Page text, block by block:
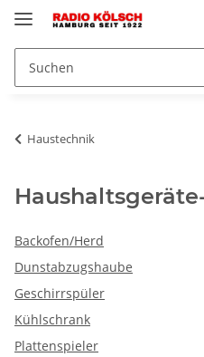
Haustechnik
Backofen/Herd
Dunstabzugshaube
Geschirrspüler
Kühlschrank
Plattenspieler